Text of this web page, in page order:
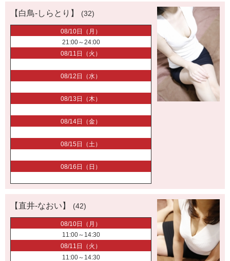
【白鳥-しらとり】 (32)
08/10日（月）
21:00～24:00
08/11日（火）
08/12日（水）
08/13日（木）
08/14日（金）
08/15日（土）
08/16日（日）
【直井-なおい】 (42)
08/10日（月）
11:00～14:30
08/11日（火）
11:00～14:30